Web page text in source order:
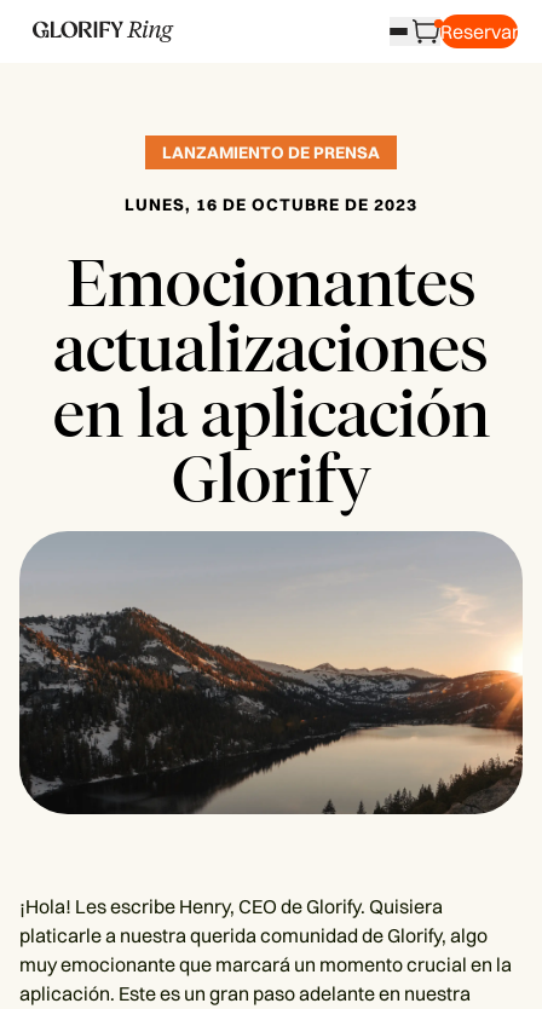
Reservar
LANZAMIENTO DE PRENSA
LUNES, 16 DE OCTUBRE DE 2023
Emocionantes
actualizaciones
en la aplicación
Glorify
¡Hola! Les escribe Henry, CEO de Glorify. Quisiera
platicarle a nuestra querida comunidad de Glorify, algo
muy emocionante que marcará un momento crucial en la
aplicación. Este es un gran paso adelante en nuestra